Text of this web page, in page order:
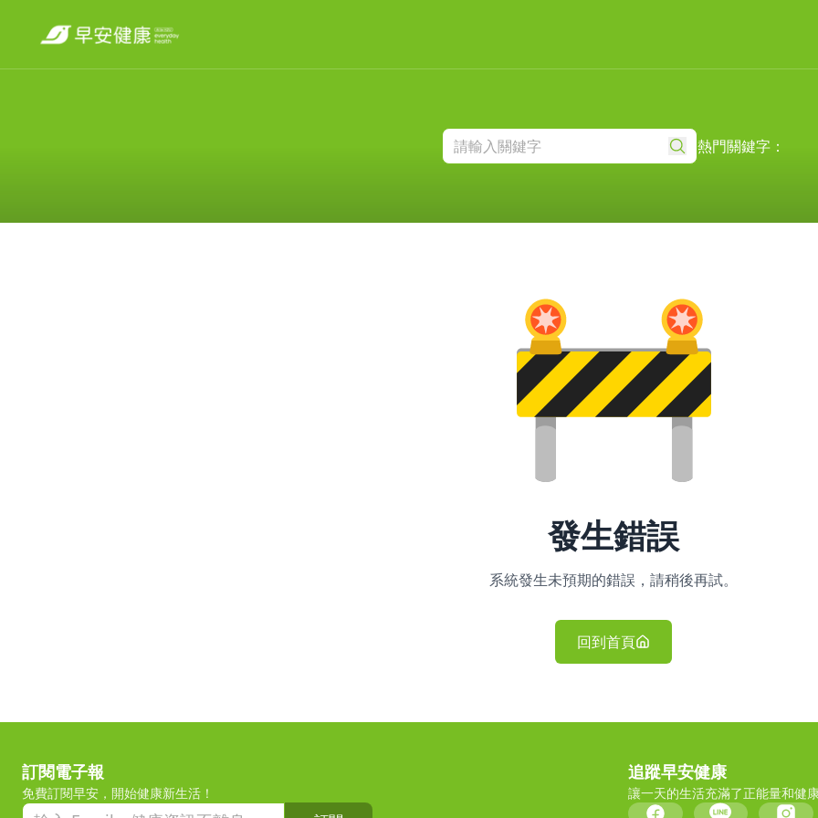
熱門關鍵字：
發生錯誤
系統發生未預期的錯誤，請稍後再試。
回到首頁
訂閱電子報
免費訂閱早安，開始健康新生活！
追蹤早安健康
讓一天的生活充滿了正能量和健